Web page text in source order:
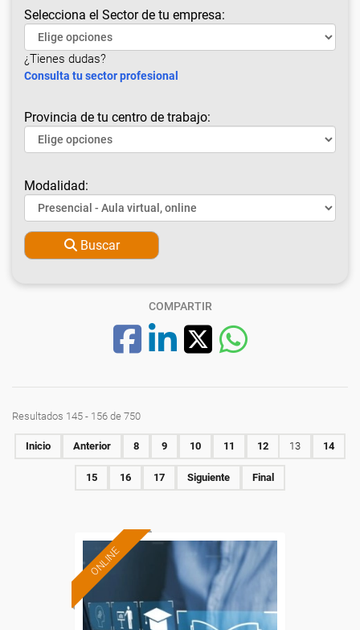
Selecciona el Sector de tu empresa:
¿Tienes dudas?
Consulta tu sector profesional
Provincia de tu centro de trabajo:
Modalidad:
Buscar
COMPARTIR
Resultados 145 - 156 de 750
Inicio Anterior 8 9 10 11 12 13 14
15 16 17 Siguiente Final
ONLINE
Formación 100%
subvencionada.